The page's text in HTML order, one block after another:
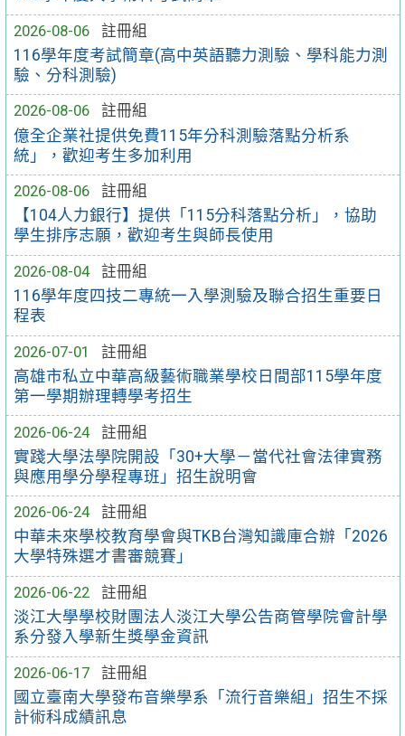
2026-08-06
註冊組
116學年度考試簡章(高中英語聽力測驗、學科能力測
驗、分科測驗)
2026-08-06
註冊組
億全企業社提供免費115年分科測驗落點分析系
統」，歡迎考生多加利用
2026-08-06
註冊組
【104人力銀行】提供「115分科落點分析」，協助
學生排序志願，歡迎考生與師長使用
2026-08-04
註冊組
116學年度四技二專統一入學測驗及聯合招生重要日
程表
2026-07-01
註冊組
高雄市私立中華高級藝術職業學校日間部115學年度
第一學期辦理轉學考招生
2026-06-24
註冊組
實踐大學法學院開設「30+大學－當代社會法律實務
與應用學分學程專班」招生說明會
2026-06-24
註冊組
中華未來學校教育學會與TKB台灣知識庫合辦「2026
大學特殊選才書審競賽」
2026-06-22
註冊組
淡江大學學校財團法人淡江大學公告商管學院會計學
系分發入學新生獎學金資訊
2026-06-17
註冊組
國立臺南大學發布音樂學系「流行音樂組」招生不採
計術科成績訊息